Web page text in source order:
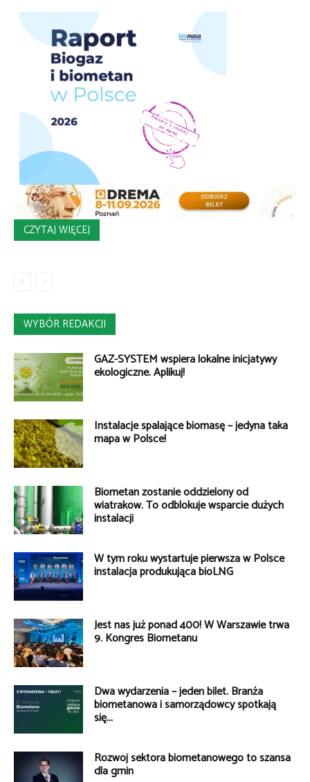
CZYTAJ WIĘCEJ
WYBÓR REDAKCJI
GAZ-SYSTEM wspiera lokalne inicjatywy
ekologiczne. Aplikuj!
Instalacje spalające biomasę – jedyna taka
mapa w Polsce!
Biometan zostanie oddzielony od
wiatraków. To odblokuje wsparcie dużych
instalacji
W tym roku wystartuje pierwsza w Polsce
instalacja produkująca bioLNG
Jest nas już ponad 400! W Warszawie trwa
9. Kongres Biometanu
Dwa wydarzenia – jeden bilet. Branża
biometanowa i samorządowcy spotkają
się...
Rozwój sektora biometanowego to szansa
dla gmin